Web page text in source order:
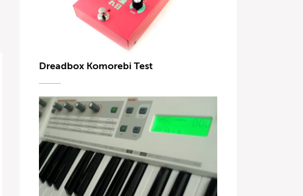
Dreadbox Komorebi Test